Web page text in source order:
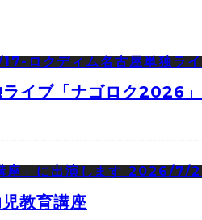
ライブ「ナゴロク2026
教育講座